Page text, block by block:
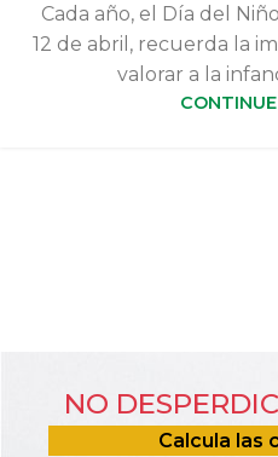
Cada año, el Día del
12 de abril, recuerda la
valorar a la
NO
Calcula las